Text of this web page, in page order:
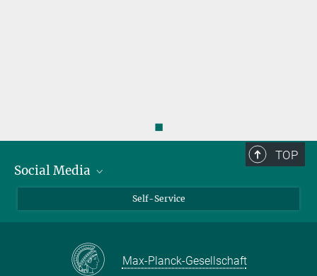
◼
TOP
Social Media
Facebook
Self-Service
Max-Planck-Gesellschaft